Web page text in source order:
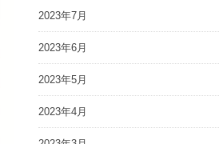
2023年7月
2023年6月
2023年5月
2023年4月